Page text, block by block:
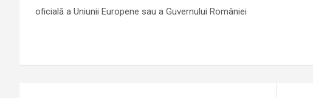
oficială a Uniunii Europene sau a Guvernului României